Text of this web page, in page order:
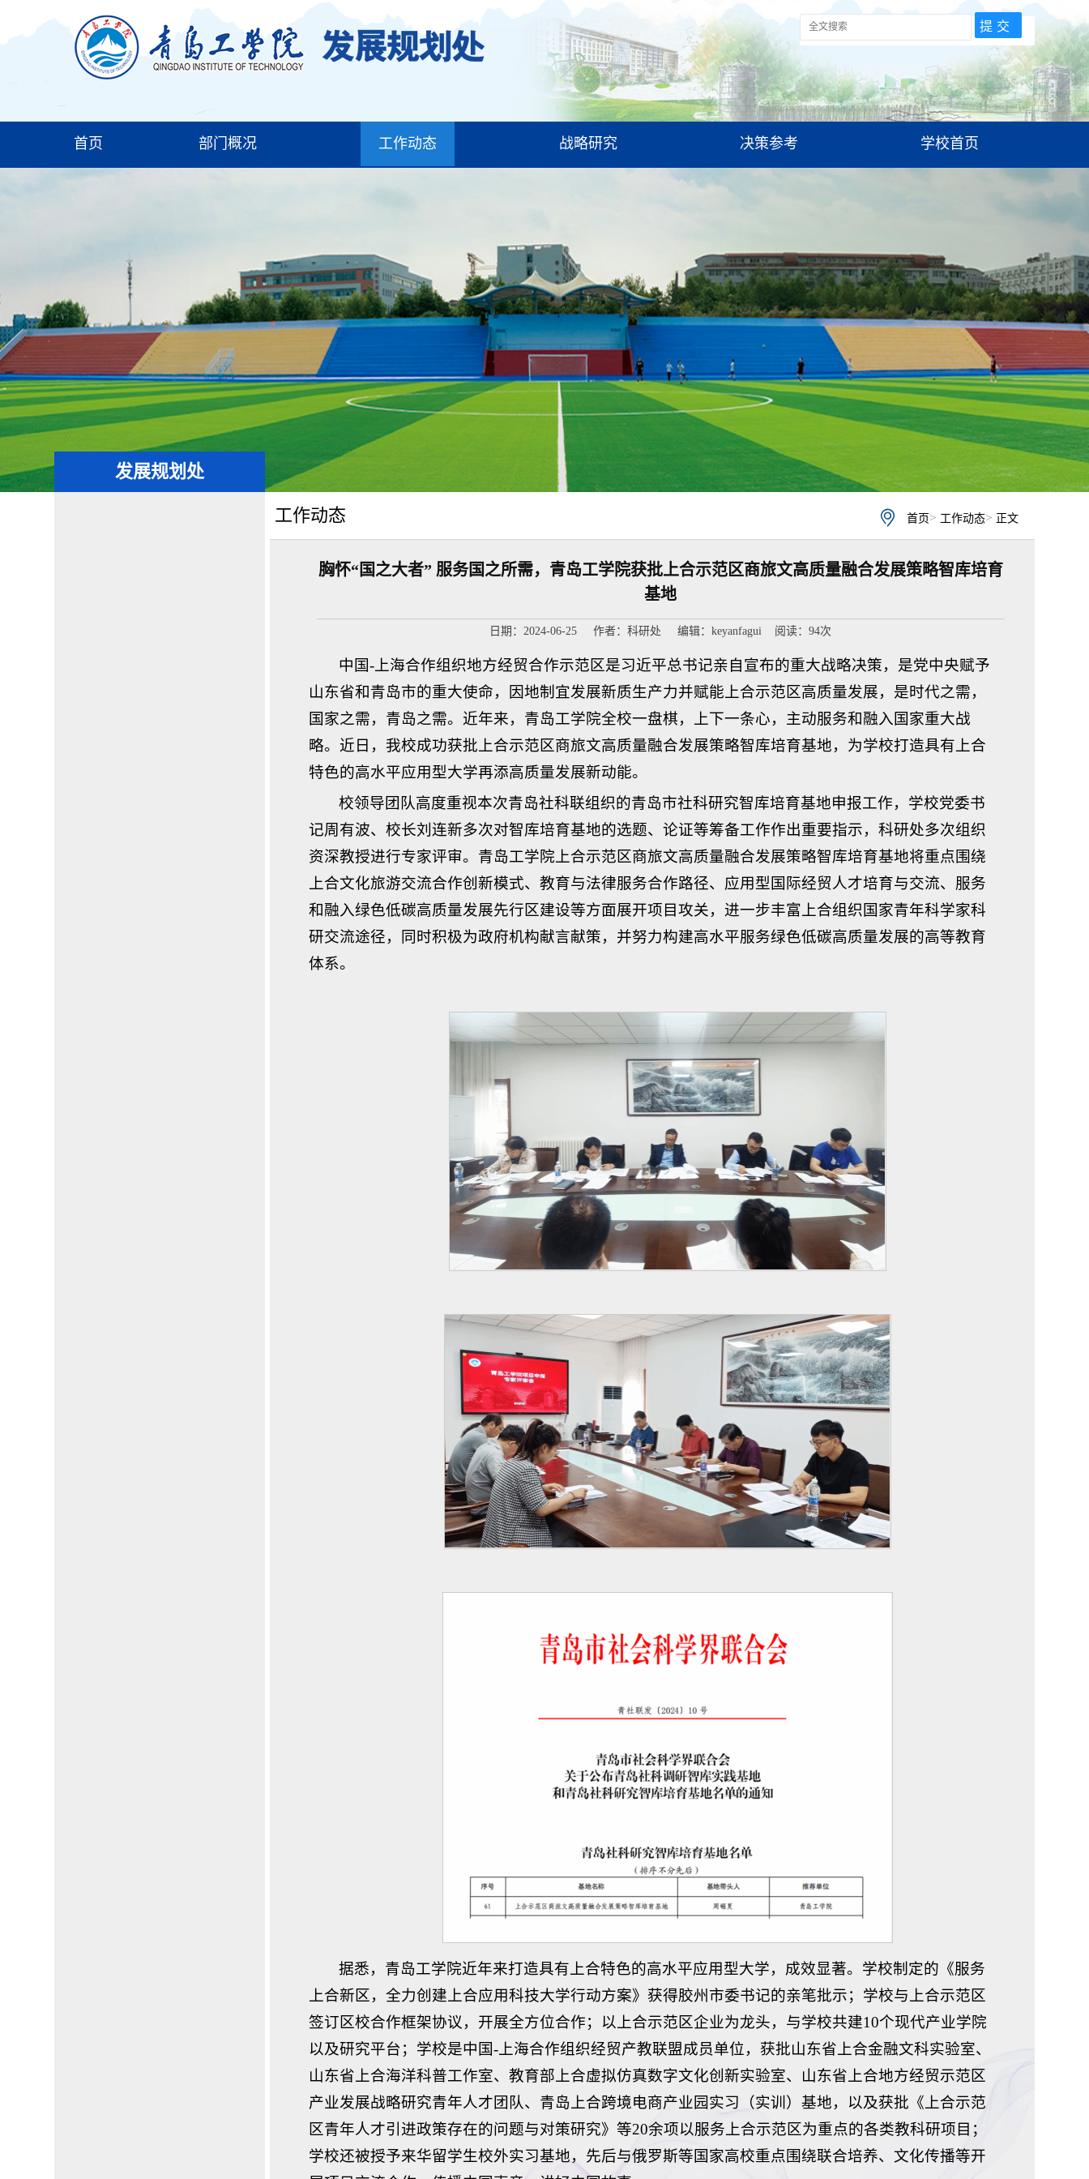
首页 部门概况 工作动态 战略研究 决策参考 学校首页
发展规划处
工作动态 首页 > 工作动态> 正文
胸怀“国之大者” 服务国之所需，青岛工学院获批上合示范区商旅文高质量融合发展策略智库培育
基地
日期：2024-06-25 作者：科研处 编辑：keyanfagui 阅读：94次
中国-上海合作组织地方经贸合作示范区是习近平总书记亲自宣布的重大战略决策，是党中央赋予
山东省和青岛市的重大使命，因地制宜发展新质生产力并赋能上合示范区高质量发展，是时代之需，
国家之需，青岛之需。近年来，青岛工学院全校一盘棋，上下一条心，主动服务和融入国家重大战
略。近日，我校成功获批上合示范区商旅文高质量融合发展策略智库培育基地，为学校打造具有上合
特色的高水平应用型大学再添高质量发展新动能。
校领导团队高度重视本次青岛社科联组织的青岛市社科研究智库培育基地申报工作，学校党委书
记周有波、校长刘连新多次对智库培育基地的选题、论证等筹备工作作出重要指示，科研处多次组织
资深教授进行专家评审。青岛工学院上合示范区商旅文高质量融合发展策略智库培育基地将重点围绕
上合文化旅游交流合作创新模式、教育与法律服务合作路径、应用型国际经贸人才培育与交流、服务
和融入绿色低碳高质量发展先行区建设等方面展开项目攻关，进一步丰富上合组织国家青年科学家科
研交流途径，同时积极为政府机构献言献策，并努力构建高水平服务绿色低碳高质量发展的高等教育
体系。
据悉，青岛工学院近年来打造具有上合特色的高水平应用型大学，成效显著。学校制定的《服务
上合新区，全力创建上合应用科技大学行动方案》获得胶州市委书记的亲笔批示；学校与上合示范区
签订区校合作框架协议，开展全方位合作；以上合示范区企业为龙头，与学校共建10个现代产业学院
以及研究平台；学校是中国-上海合作组织经贸产教联盟成员单位，获批山东省上合金融文科实验室、
山东省上合海洋科普工作室、教育部上合虚拟仿真数字文化创新实验室、山东省上合地方经贸示范区
产业发展战略研究青年人才团队、青岛上合跨境电商产业园实习（实训）基地，以及获批《上合示范
区青年人才引进政策存在的问题与对策研究》等20余项以服务上合示范区为重点的各类教科研项目；
学校还被授予来华留学生校外实习基地，先后与俄罗斯等国家高校重点围绕联合培养、文化传播等开